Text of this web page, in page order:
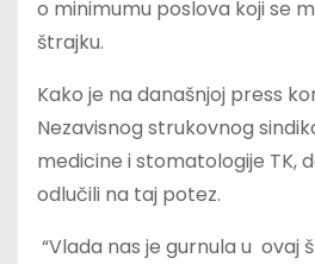
o minimumu poslova koji se
štrajku.
Kako je na današnjoj press
Nezavisnog strukovnog
medicine i stomatologije TK,
odlučili na taj potez.
“Vlada nas je gurnula u ovaj